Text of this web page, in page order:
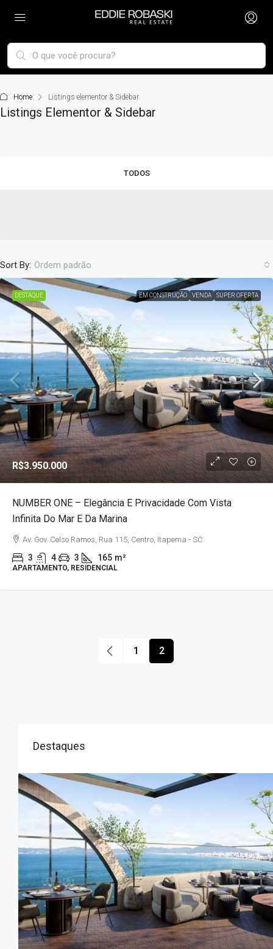
Home Listings elementor & Sidebar
Listings Elementor & Sidebar
TODOS
Sort By: Ordem padrão
DESTAQUE EM CONSTRUÇÃO VENDA SUPER OFERTA
R$3.950.000
NUMBER ONE – Elegância E Privacidade Com Vista
Infinita Do Mar E Da Marina
Av. Gov. Celso Ramos, Rua 115, Centro, Itapema - SC
3 4 3 165 m²
APARTAMENTO, RESIDENCIAL
1 2
Destaques